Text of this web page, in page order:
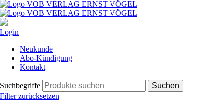
Login
überspringen
Neukunde
Abo-Kündigung
Kontakt
Suchbegriffe
Filter zurücksetzen